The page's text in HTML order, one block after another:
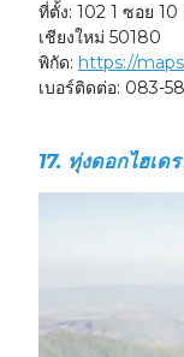
ที่ตั้ง: 102 1 ซอย
เชียงใหม่ 50180
พิกัด: https://
เบอร์ติดต่อ: 083-
17. ทุ่งดอกไฮเด